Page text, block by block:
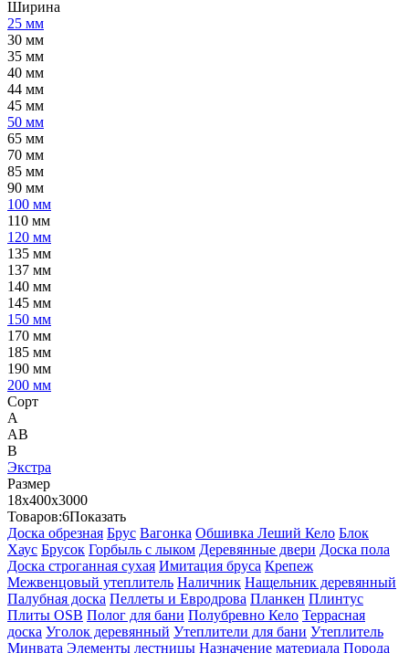
Ширина
25 мм
30 мм
35 мм
40 мм
44 мм
45 мм
50 мм
65 мм
70 мм
85 мм
90 мм
100 мм
110 мм
120 мм
135 мм
137 мм
140 мм
145 мм
150 мм
170 мм
185 мм
190 мм
200 мм
Сорт
А
АВ
В
Экстра
Размер
18х400х3000
Товаров:6Показать
Доска обрезная Брус Вагонка Обшивка Леший Кело Блок
Хаус Брусок Горбыль с лыком Деревянные двери Доска пола
Доска строганная сухая Имитация бруса Крепеж
Межвенцовый утеплитель Наличник Нащельник деревянный
Палубная доска Пеллеты и Евродрова Планкен Плинтус
Плиты OSB Полог для бани Полубревно Кело Террасная
доска Уголок деревянный Утеплители для бани Утеплитель
Минвата Элементы лестницы Назначение материала Порода